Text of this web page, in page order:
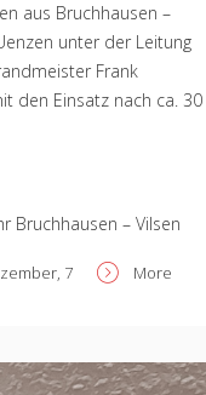
aus Bruchhausen –
unter der Leitung
Frank
den Einsatz nach ca. 30
Bruchhausen – Vilsen
7 More